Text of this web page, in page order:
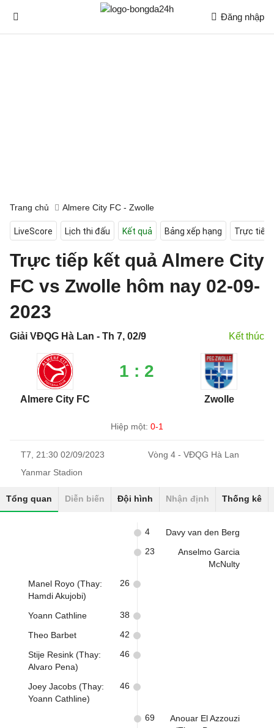
Đăng nhập
Trang chủ Almere City FC - Zwolle
LiveScore Lịch thi đấu Kết quả Bảng xếp hạng Trực tiếp
Trực tiếp kết quả Almere City
FC vs Zwolle hôm nay 02-09-
2023
Giải VĐQG Hà Lan - Th 7, 02/9 Kết thúc
Almere City FC
1 : 2
Zwolle
Hiệp một: 0-1
T7, 21:30 02/09/2023
Vòng 4 - VĐQG Hà Lan
Yanmar Stadion
Tổng quan Diễn biến Đội hình Nhận định Thống kê
Davy van den Berg
4
Anselmo Garcia
McNulty
23
Manel Royo (Thay:
Hamdi Akujobi)
26
Yoann Cathline 38
Theo Barbet 42
Stije Resink (Thay:
Alvaro Pena)
46
Joey Jacobs (Thay:
Yoann Cathline)
46
Anouar El Azzouzi
69